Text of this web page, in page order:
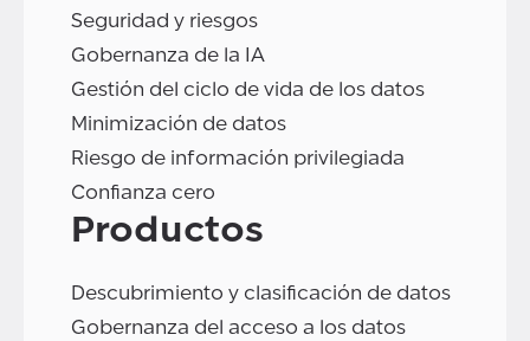
Seguridad y riesgos
Gobernanza de la IA
Gestión del ciclo de vida de los datos
Minimización de datos
Riesgo de información privilegiada
Confianza cero
Productos
Descubrimiento y clasificación de datos
Gobernanza del acceso a los datos